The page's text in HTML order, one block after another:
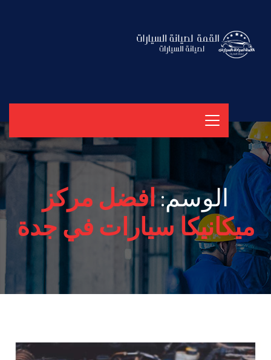
الوسم:افضل مركز
ميكانيكا سيارات في جدة